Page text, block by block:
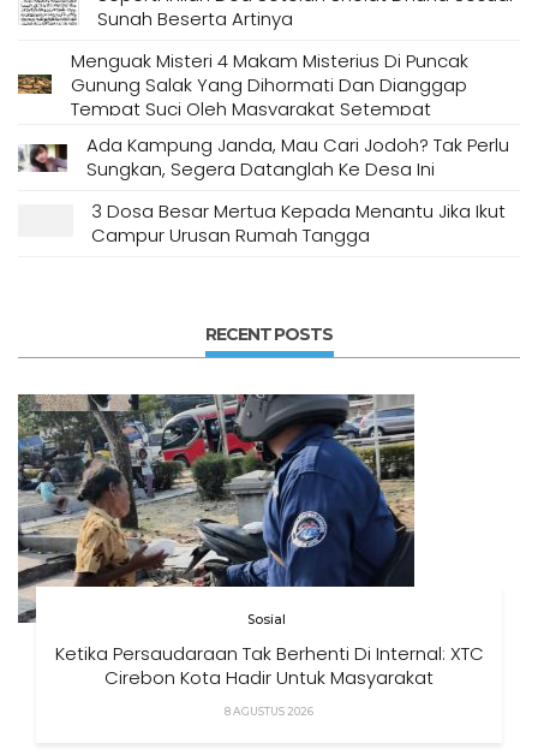
Sunah Beserta Artinya
Menguak Misteri 4 Makam Misterius Di Puncak
Gunung Salak Yang Dihormati Dan Dianggap
Tempat Suci Oleh Masyarakat Setempat
Ada Kampung Janda, Mau Cari Jodoh? Tak Perlu
Sungkan, Segera Datanglah Ke Desa Ini
3 Dosa Besar Mertua Kepada Menantu Jika Ikut
Campur Urusan Rumah Tangga
RECENT POSTS
Sosial
Ketika Persaudaraan Tak Berhenti Di Internal: XTC
Cirebon Kota Hadir Untuk Masyarakat
8 AGUSTUS 2026